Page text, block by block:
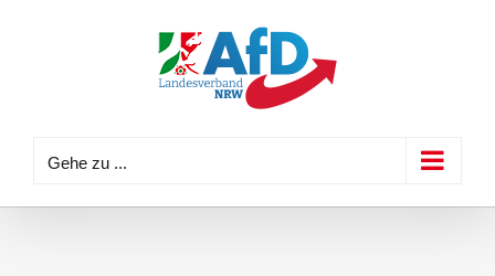
Gehe zu ...